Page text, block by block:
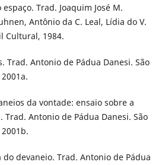
Trad. Joaquim José M.
Antônio da C. Leal, Lídia do V.
Cultural, 1984.
Trad. Antonio de Pádua Danesi. São
da vontade: ensaio sobre a
Trad. Antonio de Pádua Danesi. São
do devaneio. Trad. Antonio de Pádua